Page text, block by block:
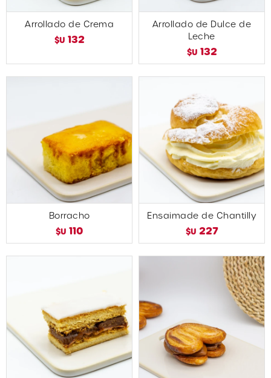
Arrollado de Crema
$U 132
Arrollado de Dulce de
Leche
$U 132
Borracho
$U 110
Ensaimade de Chantilly
$U 227